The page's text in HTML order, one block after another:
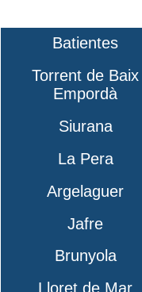
Batientes
Torrent de Baix
Empordà
Siurana
La Pera
Argelaguer
Jafre
Brunyola
Lloret de Mar